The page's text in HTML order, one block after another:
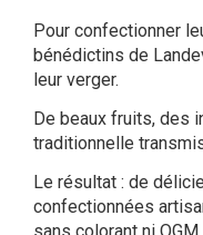
Pour confectionner
bénédictins de
leur verger.
De beaux fruits, des
traditionnelle
Le résultat : de
confectionnées